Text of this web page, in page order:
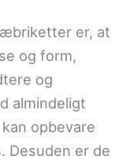
er, at
og form,
og
almindeligt
opbevare
Desuden er de